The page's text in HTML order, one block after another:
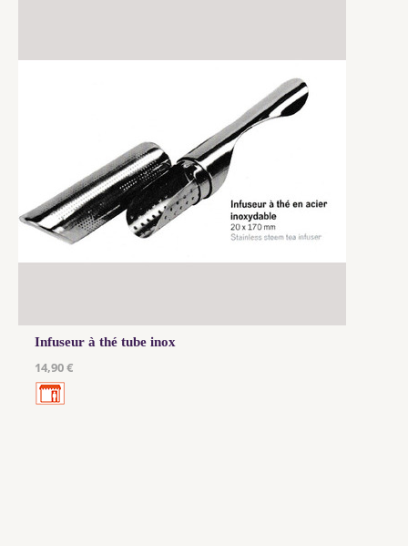
Infuseur à thé tube inox
14,90 €